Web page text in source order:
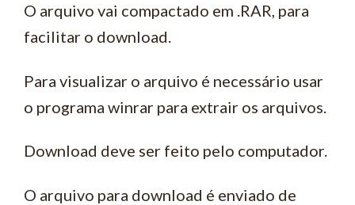
O arquivo vai compactado em .RAR, para
facilitar o download.
Para visualizar o arquivo é necessário usar
o programa winrar para extrair os arquivos.
Download deve ser feito pelo computador.
O arquivo para download é enviado de